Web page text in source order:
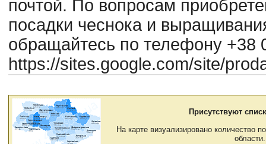
почтой. По вопросам
посадки чеснока и
обращайтесь по телефону +38
https://sites.google.com/site/
Присутствуют
На карте визуализировано количество